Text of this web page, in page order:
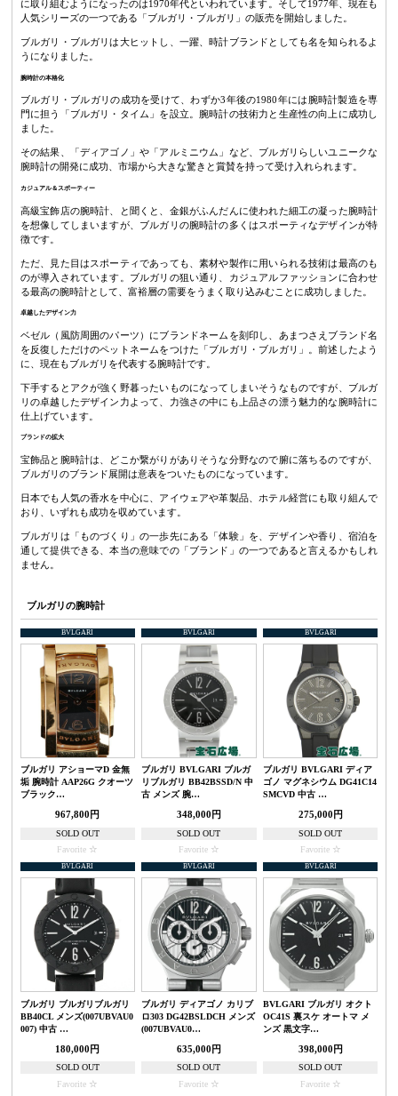
に取り組むようになったのは1970年代といわれています。そして1977年、現在も
人気シリーズの一つである「ブルガリ・ブルガリ」の販売を開始しました。
ブルガリ・ブルガリは大ヒットし、一躍、時計ブランドとしても名を知られるよ
うになりました。
腕時計の本格化
ブルガリ・ブルガリの成功を受けて、わずか3年後の1980年には腕時計製造を専
門に担う「ブルガリ・タイム」を設立。腕時計の技術力と生産性の向上に成功し
ました。
その結果、「ディアゴノ」や「アルミニウム」など、ブルガリらしいユニークな
腕時計の開発に成功、市場から大きな驚きと賞賛を持って受け入れられます。
カジュアル＆スポーティー
高級宝飾店の腕時計、と聞くと、金銀がふんだんに使われた細工の凝った腕時計
を想像してしまいますが、ブルガリの腕時計の多くはスポーティなデザインが特
徴です。
ただ、見た目はスポーティであっても、素材や製作に用いられる技術は最高のも
のが導入されています。ブルガリの狙い通り、カジュアルファッションに合わせ
る最高の腕時計として、富裕層の需要をうまく取り込みむことに成功しました。
卓越したデザイン力
ベゼル（風防周囲のパーツ）にブランドネームを刻印し、あまつさえブランド名
を反復しただけのペットネームをつけた「ブルガリ・ブルガリ」。前述したよう
に、現在もブルガリを代表する腕時計です。
下手するとアクが強く野暮ったいものになってしまいそうなものですが、ブルガ
リの卓越したデザイン力よって、力強さの中にも上品さの漂う魅力的な腕時計に
仕上げています。
ブランドの拡大
宝飾品と腕時計は、どこか繋がりがありそうな分野なので腑に落ちるのですが、
ブルガリのブランド展開は意表をついたものになっています。
日本でも人気の香水を中心に、アイウェアや革製品、ホテル経営にも取り組んで
おり、いずれも成功を収めています。
ブルガリは「ものづくり」の一歩先にある「体験」を、デザインや香り、宿泊を
通して提供できる、本当の意味での「ブランド」の一つであると言えるかもしれ
ません。
ブルガリの腕時計
BVLGARI
ブルガリ アショーマD 金無
垢 腕時計 AAP26G クオーツ
ブラック…
967,800円
SOLD OUT
Favorite
BVLGARI
ブルガリ BVLGARI ブルガ
リブルガリ BB42BSSD/N 中
古 メンズ 腕…
348,000円
SOLD OUT
Favorite
BVLGARI
ブルガリ BVLGARI ディア
ゴノ マグネシウム DG41C14
SMCVD 中古 …
275,000円
SOLD OUT
Favorite
BVLGARI
ブルガリ ブルガリブルガリ
BB40CL メンズ(007UBVAU0
007) 中古 …
180,000円
SOLD OUT
Favorite
BVLGARI
ブルガリ ディアゴノ カリブ
ロ303 DG42BSLDCH メンズ
(007UBVAU0…
635,000円
SOLD OUT
Favorite
BVLGARI
BVLGARI ブルガリ オクト
OC41S 裏スケ オートマ メ
ンズ 黒文字…
398,000円
SOLD OUT
Favorite